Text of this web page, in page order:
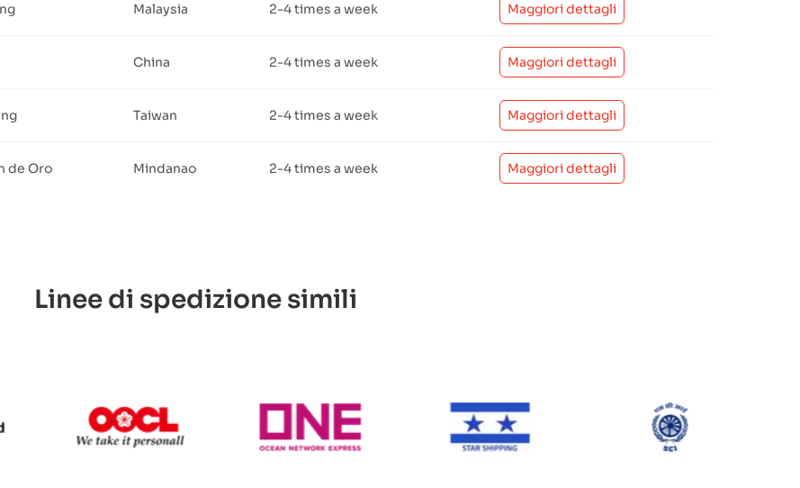
Malaysia 2-4 times a week Maggiori dettagli
China 2-4 times a week Maggiori dettagli
Taiwan 2-4 times a week Maggiori dettagli
de Oro Mindanao 2-4 times a week Maggiori dettagli
Linee di spedizione simili
OOCL ONE Line Star Shipping